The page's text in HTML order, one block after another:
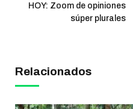
HOY: Zoom de opiniones
súper plurales
Relacionados